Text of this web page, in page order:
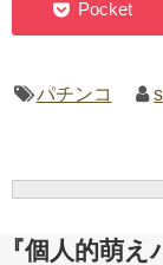
パチンコ
『個人的萌